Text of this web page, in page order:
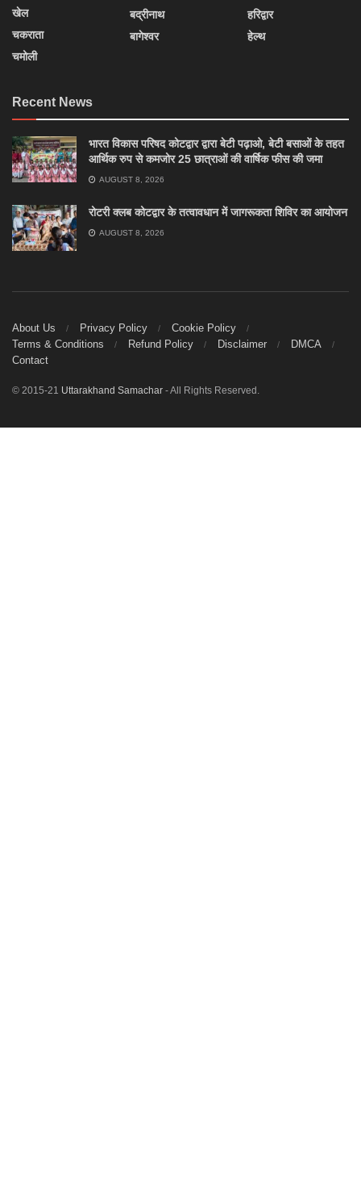
खेल
चकराता
चमोली
बद्रीनाथ
बागेश्वर
हरिद्वार
हेल्थ
Recent News
भारत विकास परिषद कोटद्वार द्वारा बेटी पढ़ाओ, बेटी बसाओं के तहत
आर्थिक रुप से कमजोर 25 छात्राओं की वार्षिक फीस की जमा
AUGUST 8, 2026
रोटरी क्लब कोटद्वार के तत्वावधान में जागरूकता शिविर का आयोजन
AUGUST 8, 2026
About Us Privacy Policy
Cookie Policy
Terms & Conditions
Refund Policy Disclaimer
DMCA
Contact
© 2015-21 Uttarakhand Samachar - All Rights Reserved.